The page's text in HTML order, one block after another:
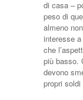
di casa –
peso di
almeno
interesse
che
più basso.
devono
propri